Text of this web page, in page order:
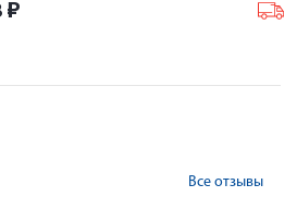
₽
Все отзывы